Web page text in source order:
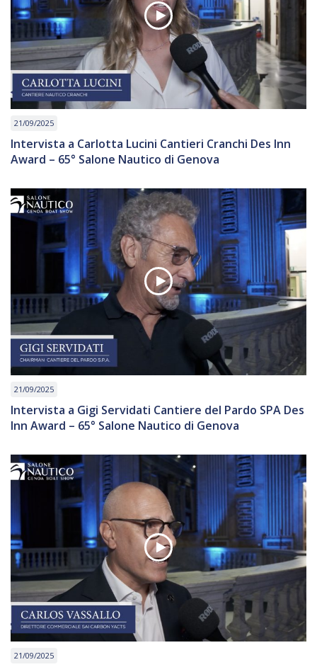
21/09/2025
Intervista a Carlotta Lucini Cantieri Cranchi Des Inn
Award – 65° Salone Nautico di Genova
21/09/2025
Intervista a Gigi Servidati Cantiere del Pardo SPA Des
Inn Award – 65° Salone Nautico di Genova
21/09/2025